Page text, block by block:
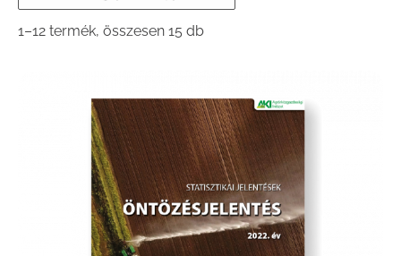
1–12 termék, összesen 15 dbSorted